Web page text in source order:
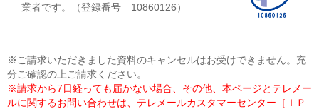
業者です。（登録番号 10860126）
※ご請求いただきました資料のキャンセルはお受けできません。充
分ご確認の上ご請求ください。
※請求から7日経っても届かない場合、その他、本ページとテレメー
ルに関するお問い合わせは、テレメールカスタマーセンター［ＩＰ